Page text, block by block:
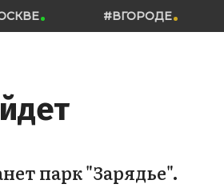
#ВГОРОДЕ
парк "Зарядье".